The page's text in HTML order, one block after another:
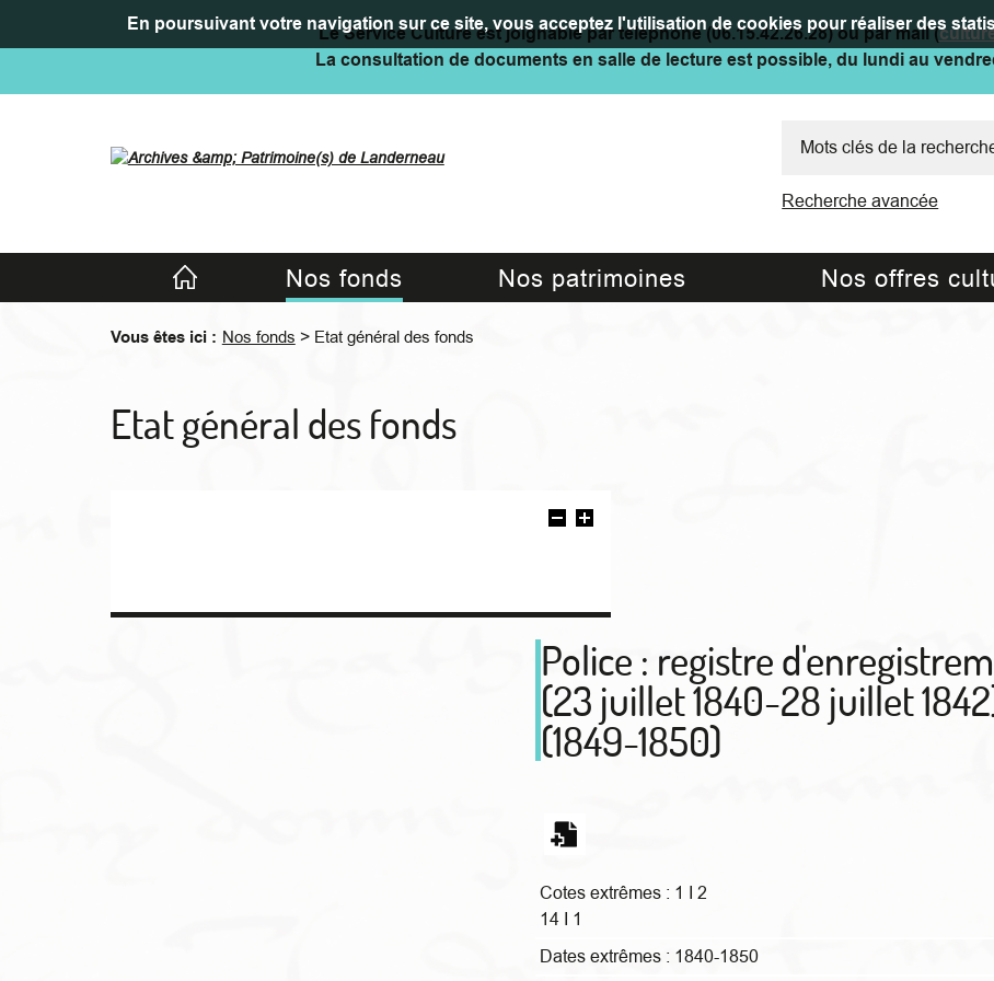
En poursuivant votre navigation sur ce site, vous acceptez l'utilisation de cookies pour réaliser des
Le Service Culture est joignable par téléphone (06.15.42.26.28) ou par mail (
La consultation de documents en salle de lecture est possible, du lundi au
Recherche avancée
Accueil Nos fonds Nos patrimoines Nos offres
Vous êtes ici : Nos fonds > Etat général des fonds
Etat général des fonds
Police : registre
(23 juillet 1840-28 juillet
(1849-1850)
Cotes extrêmes : 1 I 2
14 I 1
Dates extrêmes : 1840-1850